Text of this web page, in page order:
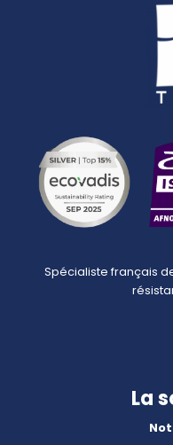
Spécialiste français
La